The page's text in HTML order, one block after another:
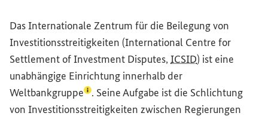
Das Internationale Zentrum für die Beilegung von
Investitionsstreitigkeiten (International Centre for
Settlement of Investment Disputes, ICSID) ist eine
unabhängige Einrichtung innerhalb der
Weltbankgruppe(Lexikon-Eintrag zum Begriff aufrufen)
. Seine Aufgabe ist die Schlichtung
von Investitionsstreitigkeiten zwischen Regierungen